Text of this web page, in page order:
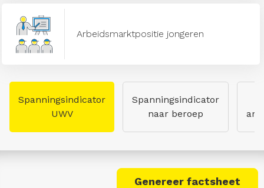
Arbeidsmarktpositie jongeren
Spanningsindicator
UWV
Spanningsindicator
naar beroep
Genereer factsheet